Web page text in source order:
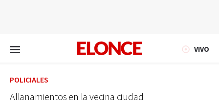
VIVO
POLICIALES
Allanamientos en la vecina ciudad